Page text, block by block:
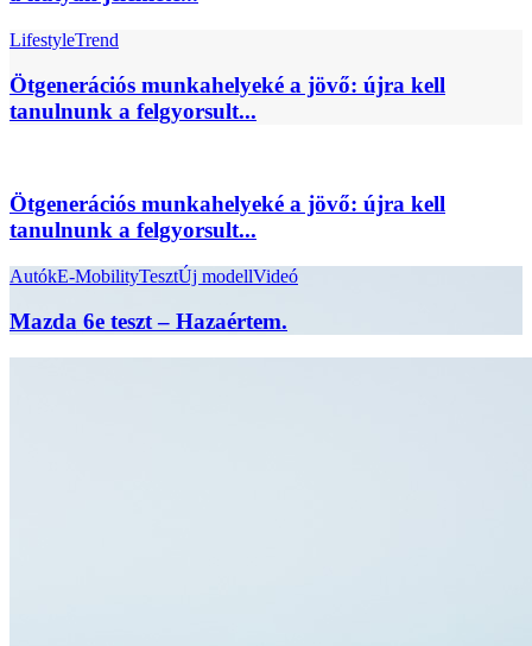
LifestyleTrend
Ötgenerációs munkahelyeké a jövő: újra kell
tanulnunk a felgyorsult...
Ötgenerációs munkahelyeké a jövő: újra kell
tanulnunk a felgyorsult...
AutókE-MobilityTesztÚj modellVideó
Mazda 6e teszt – Hazaértem.